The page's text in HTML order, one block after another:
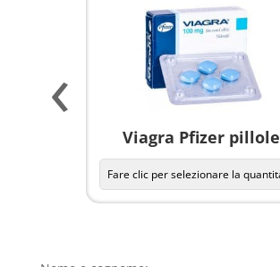
Viagra Pfizer pillole
‹